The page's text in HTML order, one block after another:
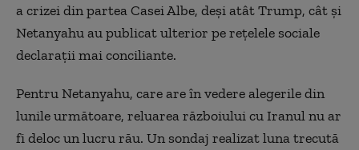
a crizei din partea Casei Albe, deși atât Trump, cât și
Netanyahu au publicat ulterior pe rețelele sociale
declarații mai conciliante.
Pentru Netanyahu, care are în vedere alegerile din
lunile următoare, reluarea războiului cu Iranul nu ar
fi deloc un lucru rău. Un sondaj realizat luna trecută